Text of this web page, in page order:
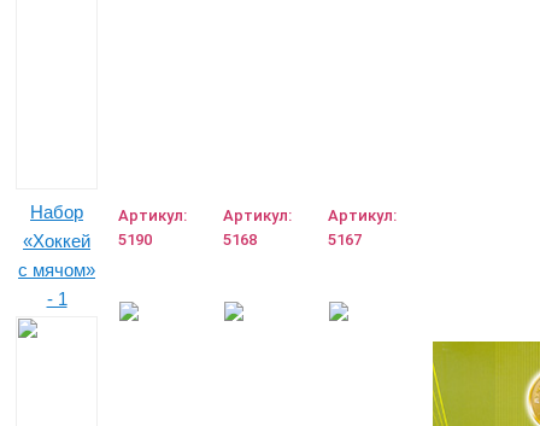
Набор
«Хоккей
с мячом»
- 1
Артикул:
5190
Артикул:
5168
Артикул:
5167